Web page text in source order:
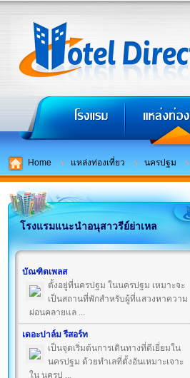
Home แหล่งท่องเที่ยว นครปฐม
โรงแรมแนะนำอนุสาวรีย์ย่าเหล
บัณฑิตเพลส
ตั้งอยู่ที่นครปฐม ในนครปฐม เหมาะจะ
เป็นสถานที่พักสำหรับผู้ที่แสวงหาความ
ผ่อนคลายแล ...
เดอะปาล์ม รีสอร์ท
เป็นจุดเริ่มต้นการเดินทางที่ดีเยี่ยมใน
นครปฐม ด้วยทำเลที่ตั้งอันเหมาะเจาะ
ใน นครป ...